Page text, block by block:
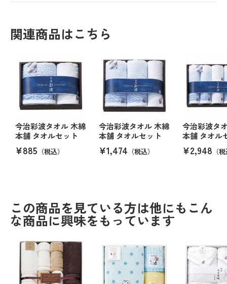
関連商品はこちら
今治彩波タオル 木綿
本舗 タオルセット
¥885 （税込）
今治彩波タオル 木綿
本舗 タオルセット
¥1,474 （税込）
今治彩波タ
本舗 タオル
¥2,948 （
この商品を見ている方は他にもこん
な商品に興味をもっています